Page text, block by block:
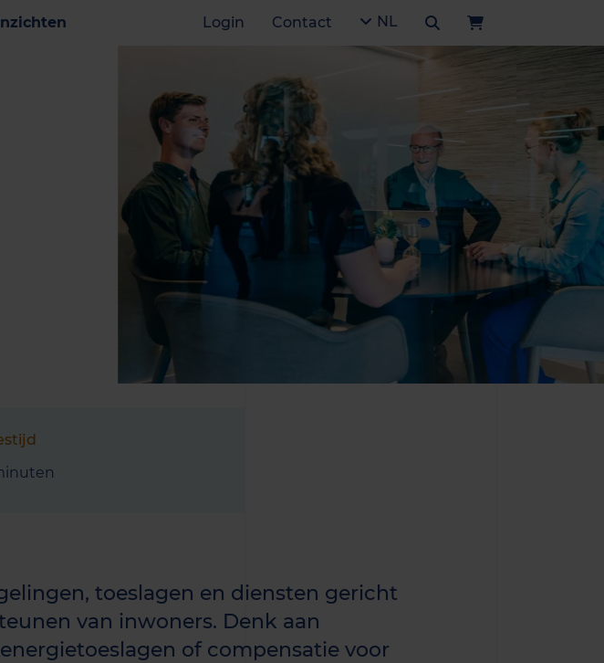
Login Contact NL
toeslagen en diensten gericht
van inwoners. Denk aan
of compensatie voor